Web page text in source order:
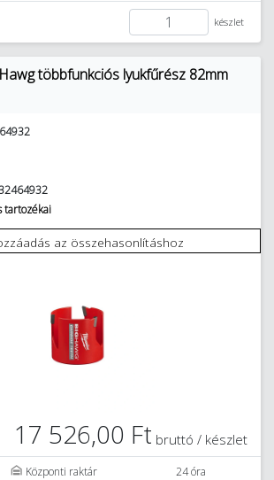
készlet
többfunkciós lyukfűrész 82mm
tartozékai
az összehasonlításhoz
17 526,00 Ft bruttó / készlet
Központi raktár
24 óra